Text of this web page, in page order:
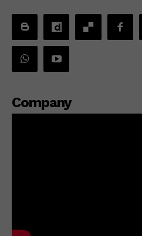
Company